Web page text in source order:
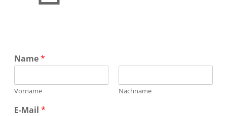
Name*
Vorname Nachname
E-Mail *